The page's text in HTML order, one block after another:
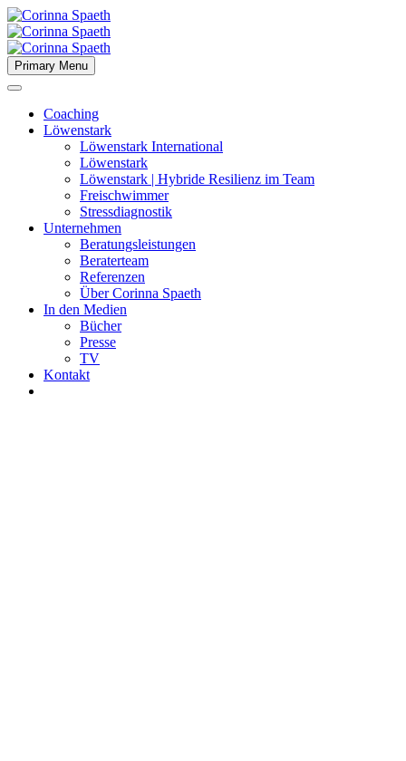
Primary Menu
Coaching
Löwenstark
Löwenstark International
Löwenstark
Löwenstark | Hybride Resilienz im Team
Freischwimmer
Stressdiagnostik
Unternehmen
Beratungsleistungen
Beraterteam
Referenzen
Über Corinna Spaeth
In den Medien
Bücher
Presse
TV
Kontakt